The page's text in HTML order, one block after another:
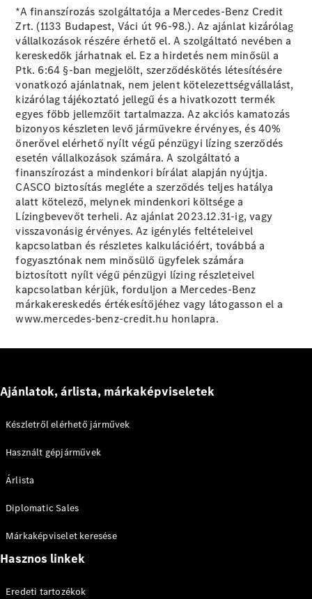
és
innovációk
Vezetéstámogató
rendszerek
MBUX
multimédia
rendszer
Rendszerfrissítések
Design és
koncepcióautók
Elektromos
mobilitás
Fenntarthatóság
Karrier
*A finanszírozás szolgáltatója a Mercedes-Benz Credit
Zrt. (1133 Budapest, Váci út 96-98.). Az ajánlat kizárólag
vállalkozások részére érhető el. A szolgáltató nevében a
kereskedők járhatnak el. Ez a hirdetés nem minősül a
Ptk. 6:64 §-ban megjelölt, szerződéskötés létesítésére
vonatkozó ajánlatnak, nem jelent kötelezettségvállalást,
kizárólag tájékoztató jellegű és a hivatkozott termék
egyes főbb jellemzőit tartalmazza. Az akciós kamatozás
bizonyos készleten levő járművekre érvényes, és 40%
önerővel elérhető nyílt végű pénzügyi lízing szerződés
esetén vállalkozások számára. A szolgáltató a
finanszírozást a mindenkori bírálat alapján nyújtja.
CASCO biztosítás megléte a szerződés teljes hatálya
alatt kötelező, melynek mindenkori költsége a
Lízingbevevőt terheli. Az ajánlat 2023.12.31-ig, vagy
visszavonásig érvényes. Az igénylés feltételeivel
kapcsolatban és részletes kalkulációért, továbbá a
fogyasztónak nem minősülő ügyfelek számára
biztosított nyílt végű pénzügyi lízing részleteivel
kapcsolatban kérjük, forduljon a Mercedes-Benz
márkakereskedés értékesítőjéhez vagy látogasson el a
www.mercedes-benz-credit.hu honlapra.
Ajánlatok, árlista, márkaképviseletek
Készletről elérhető járművek
Használt gépjárművek
Árlista
Diplomatic Sales
Márkaképviselet keresése
Hasznos linkek
Eredeti tartozékok